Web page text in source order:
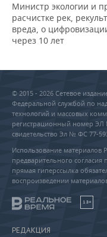
Министр экологии и
расчистке рек,
вреда, о
через 10 лет
© 2015 - 2026 Сетевое
Федеральной службой по
технологий и массовых
регистрационный номер ЭЛ
свидетельство Эл № ФС 77-
Использование материалов
предварительного
прямая гиперссылка
воспроизведении
18+
РЕДАКЦИЯ